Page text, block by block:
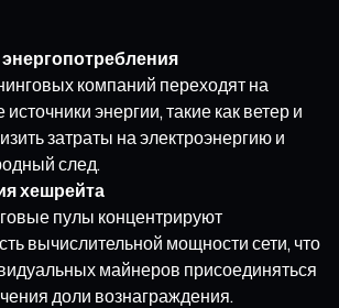
компаний переходят на
энергии, такие как ветер и
затраты на электроэнергию и
след.
хешрейта
пулы концентрируют
вычислительной мощности сети, что
майнеров присоединяться
доли вознаграждения.